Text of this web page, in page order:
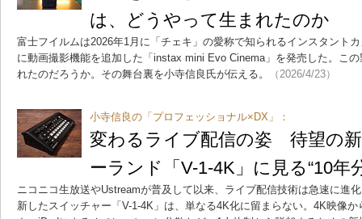
は、どうやって生まれたのか
富士フイルムは2026年1月に「チェキ」の愛称で知られるインスタント
に動画撮影機能を追加した「instax mini Evo Cinema」を発売した。こ
れたのだろうか。その舞台裏を小寺信良氏が伝える。
（2026/4/23）
小寺信良の「プロフェッショナル×DX」：
変わるライブ配信の姿 待望の
ーランド「V-1-4K」に見る“10年
ニコニコ生放送やUstreamが普及して以来、ライブ配信技術は急速に進
新したスイッチャー「V-1-4K」は、単なる4K化に留まらない。4K映像